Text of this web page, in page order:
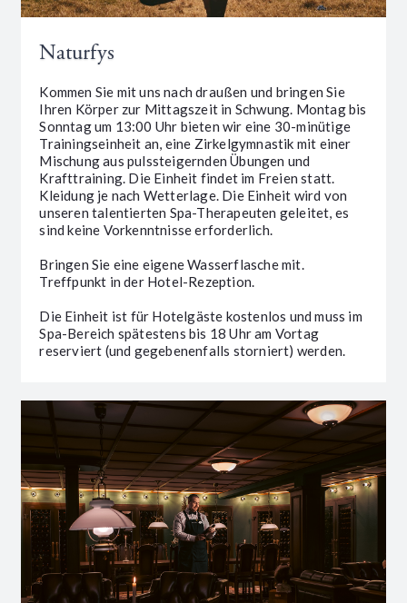
Naturfys
Kommen Sie mit uns nach draußen und bringen Sie
Ihren Körper zur Mittagszeit in Schwung. Montag bis
Sonntag um 13:00 Uhr bieten wir eine 30-minütige
Trainingseinheit an, eine Zirkelgymnastik mit einer
Mischung aus pulssteigernden Übungen und
Krafttraining. Die Einheit findet im Freien statt.
Kleidung je nach Wetterlage. Die Einheit wird von
unseren talentierten Spa-Therapeuten geleitet, es
sind keine Vorkenntnisse erforderlich.
Bringen Sie eine eigene Wasserflasche mit.
Treffpunkt in der Hotel-Rezeption.
Die Einheit ist für Hotelgäste kostenlos und muss im
Spa-Bereich spätestens bis 18 Uhr am Vortag
reserviert (und gegebenenfalls storniert) werden.